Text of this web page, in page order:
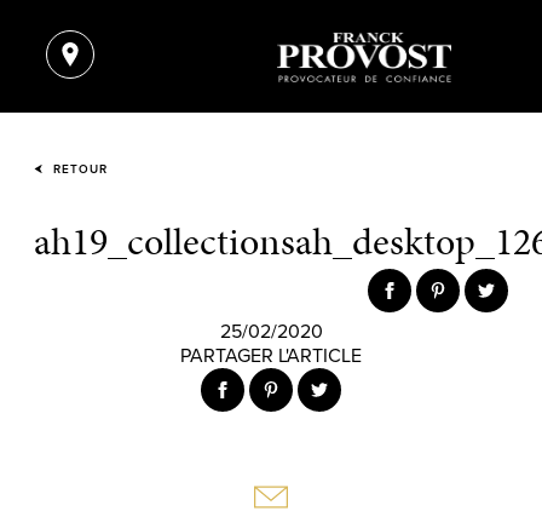
RETOUR
25/02/2020
PARTAGER L'ARTICLE